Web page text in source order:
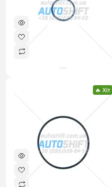
🔥 Хіт